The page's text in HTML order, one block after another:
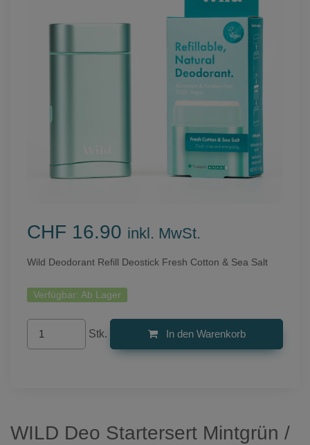
CHF 16.90 inkl. MwSt.
Wild Deodorant Refill Deostick Fresh Cotton & Sea Salt
Verfügbar: Ab Lager
Stk. In den Warenkorb
WILD Deo Startersert Mintgrün /